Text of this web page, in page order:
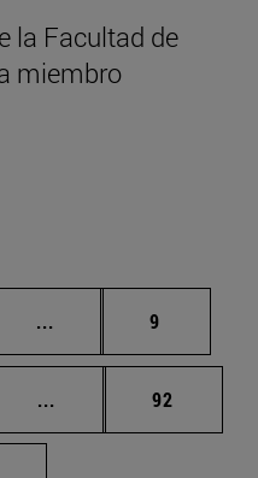
la Facultad de
miembro
... Páginas intermedias
Página
9
... Páginas intermedias
Página
92